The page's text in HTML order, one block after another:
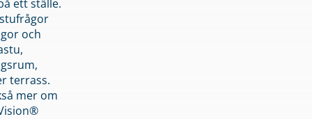
ett ställe.
och
terrass.
mer om